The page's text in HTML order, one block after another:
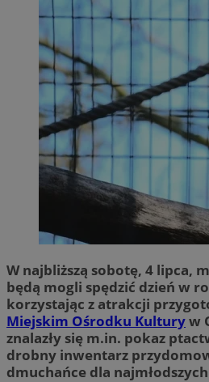
W najbliższą sobotę, 4 lipca,
będą mogli spędzić dzień w
korzystając z atrakcji
Miejskim Ośrodku Kulturyw
znalazły się m.in. pokaz
drobny inwentarz
dmuchańce dla